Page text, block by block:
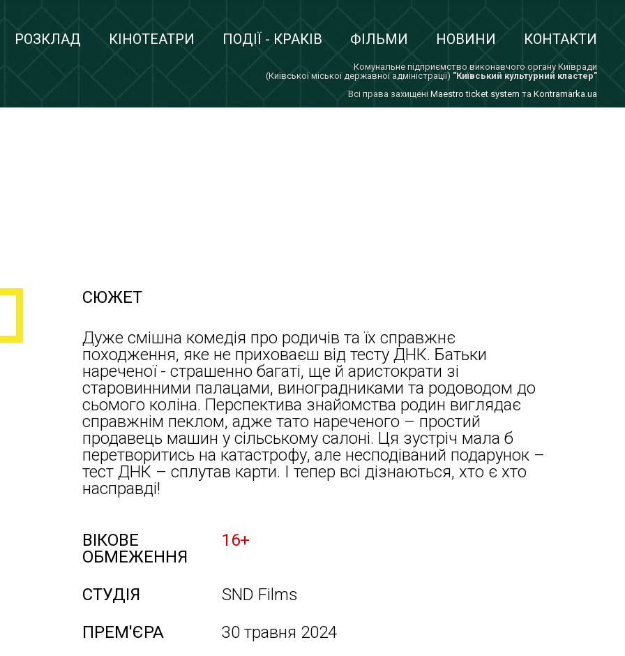
РОЗКЛАД КІНОТЕАТРИ ПОДІЇ - КРАКІВ ФІЛЬМИ НОВИНИ КОНТАКТИ
Комунальне підприємство виконавчого органу Київради
(Київської міської державної адміністрації) "Київський культурний кластер"
Всi права захищенi Maestro ticket system та Kontramarka.ua
СЮЖЕТ
Дуже смішна комедія про родичів та їх справжнє
походження, яке не приховаєш від тесту ДНК. Батьки
нареченої - страшенно багаті, ще й аристократи зі
старовинними палацами, виноградниками та родоводом до
сьомого коліна. Перспектива знайомства родин виглядає
справжнім пеклом, адже тато нареченого – простий
продавець машин у сільському салоні. Ця зустріч мала б
перетворитись на катастрофу, але несподіваний подарунок –
тест ДНК – сплутав карти. І тепер всі дізнаються, хто є хто
насправді!
ВІКОВЕ
ОБМЕЖЕННЯ
16+
СТУДІЯ
SND Films
ПРЕМ'ЄРА
30 травня 2024